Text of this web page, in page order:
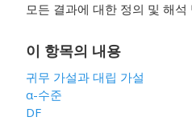
모든 결과에 대한 정의 및 해
이 항목의 내용
귀무 가설과 대립 가설
α-수준
DF